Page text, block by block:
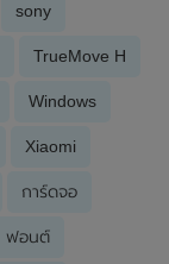
sony
TrueMove H
Windows
Xiaomi
การ์ดจอ
ฟอนต์